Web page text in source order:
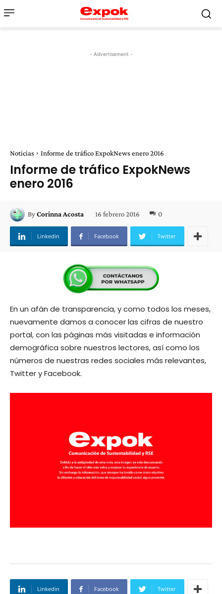
- Advertisement -
Noticias Informe de tráfico ExpokNews enero 2016
Informe de tráfico ExpokNews
enero 2016
ByCorinna Acosta 16 febrero 2016 0
Linkedin Facebook Twitter
En un afán de transparencia, y como todos los meses,
nuevamente damos a conocer las cifras de nuestro
portal, con las páginas más visitadas e información
demográfica sobre nuestros lectores, así como los
números de nuestras redes sociales más relevantes,
Twitter y Facebook.
Linkedin Facebook Twitter